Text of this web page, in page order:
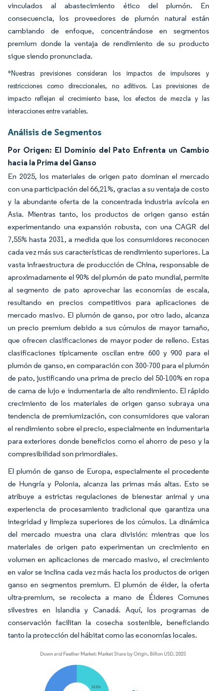
vinculados al abastecimiento ético del plumón. En
consecuencia, los proveedores de plumón natural están
cambiando de enfoque, concentrándose en segmentos
premium donde la ventaja de rendimiento de su producto
sigue siendo pronunciada.
*Nuestras previsiones consideran los impactos de impulsores y
restricciones como direccionales, no aditivos. Las previsiones de
impacto reflejan el crecimiento base, los efectos de mezcla y las
interacciones entre variables.
Análisis de Segmentos
Por Origen: El Dominio del Pato Enfrenta un Cambio
hacia la Prima del Ganso
En 2025, los materiales de origen pato dominan el mercado
con una participación del 66,21%, gracias a su ventaja de costo
y la abundante oferta de la concentrada industria avícola en
Asia. Mientras tanto, los productos de origen ganso están
experimentando una expansión robusta, con una CAGR del
7,55% hasta 2031, a medida que los consumidores reconocen
cada vez más sus características de rendimiento superiores. La
vasta infraestructura de producción de China, responsable de
aproximadamente el 90% del plumón de pato mundial, permite
al segmento de pato aprovechar las economías de escala,
resultando en precios competitivos para aplicaciones de
mercado masivo. El plumón de ganso, por otro lado, alcanza
un precio premium debido a sus cúmulos de mayor tamaño,
que ofrecen clasificaciones de mayor poder de relleno. Estas
clasificaciones típicamente oscilan entre 600 y 900 para el
plumón de ganso, en comparación con 300-700 para el plumón
de pato, justificando una prima de precio del 50-100% en ropa
de cama de lujo e indumentaria de alto rendimiento. El rápido
crecimiento de los materiales de origen ganso subraya una
tendencia de premiumización, con consumidores que valoran
el rendimiento sobre el precio, especialmente en indumentaria
para exteriores donde beneficios como el ahorro de peso y la
compresibilidad son primordiales.
El plumón de ganso de Europa, especialmente el procedente
de Hungría y Polonia, alcanza las primas más altas. Esto se
atribuye a estrictas regulaciones de bienestar animal y una
experiencia de procesamiento tradicional que garantiza una
integridad y limpieza superiores de los cúmulos. La dinámica
del mercado muestra una clara división: mientras que los
materiales de origen pato experimentan un crecimiento en
volumen en aplicaciones de mercado masivo, el crecimiento
en valor se inclina cada vez más hacia los productos de origen
ganso en segmentos premium. El plumón de éider, la oferta
ultra-premium, se recolecta a mano de Éideres Comunes
silvestres en Islandia y Canadá. Aquí, los programas de
conservación facilitan la cosecha sostenible, beneficiando
tanto la protección del hábitat como las economías locales.